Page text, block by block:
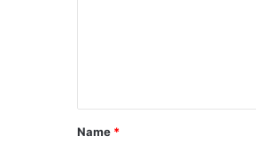
t
*
Name *